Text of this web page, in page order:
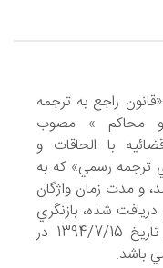
«قانون راجع به ترجمه
و محاکم » مصوب
قضائيه با الحاقات و
ترجمه رسمي» که به
و مدت زمان واژگان
شده، بازنگري
شده است، به شرح زير ابلاغ و از تاريخ 1394/7/15 در
باشد.